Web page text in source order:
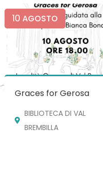
10 AGOSTO
Graces for Gerosa
BIBLIOTECA DI VAL
BREMBILLA